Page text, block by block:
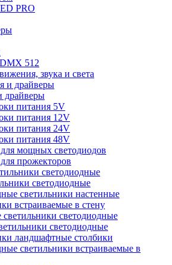
PRO
512
звука и света
драйверы
питания 5V
питания 12V
питания 24V
питания 48V
мощных светодиодов
прожекторов
светодиодные
светильники настенные
встраиваемые в стену
светодиодные
ландшафтные столбики
светильники встраиваемые в